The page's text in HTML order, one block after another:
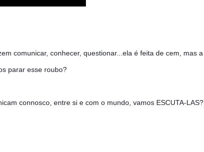
comunicar, conhecer, questionar...ela é feita de cem, mas a
parar esse roubo?
connosco, entre si e com o mundo, vamos ESCUTA-LAS?